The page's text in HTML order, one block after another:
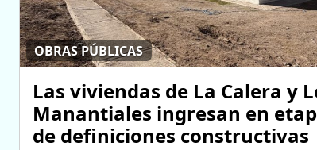
OBRAS PÚBLICAS
Las viviendas de La Calera y
Manantiales ingresan en
de definiciones constructivas